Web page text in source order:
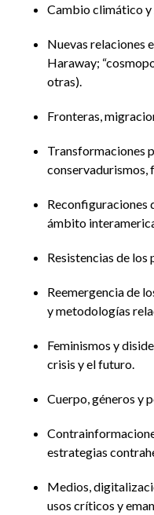
Cambio climático y
Nuevas relaciones
Haraway;
otras).
Fronteras,
Transformaciones
conservadurismos,
Reconfiguraciones
ámbito
Resistencias de los
Reemergencia de
y metodologías
Feminismos y
crisis y el futuro.
Cuerpo, géneros y
estrategias
Medios,
usos críticos y